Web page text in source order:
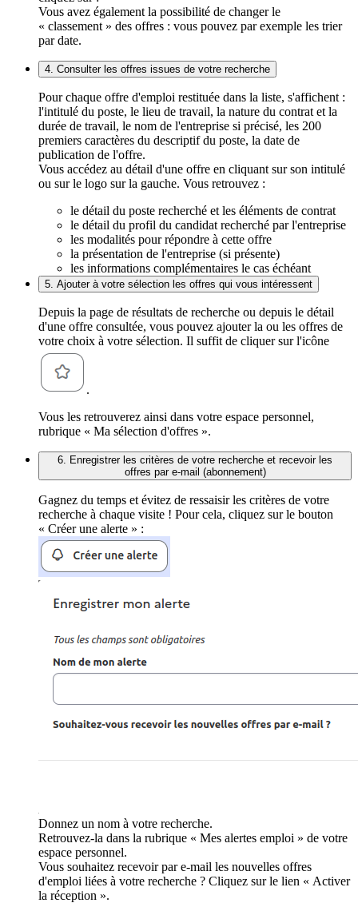
Vous avez également la possibilité de changer le
« classement » des offres : vous pouvez par exemple les trier
par date.
4. Consulter les offres issues de votre recherche
Pour chaque offre d'emploi restituée dans la liste, s'affichent :
l'intitulé du poste, le lieu de travail, la nature du contrat et la
durée de travail, le nom de l'entreprise si précisé, les 200
premiers caractères du descriptif du poste, la date de
publication de l'offre.
Vous accédez au détail d'une offre en cliquant sur son intitulé
ou sur le logo sur la gauche. Vous retrouvez :
le détail du poste recherché et les éléments de contrat
le détail du profil du candidat recherché par l'entreprise
les modalités pour répondre à cette offre
la présentation de l'entreprise (si présente)
les informations complémentaires le cas échéant
5. Ajouter à votre sélection les offres qui vous intéressent
Depuis la page de résultats de recherche ou depuis le détail
d'une offre consultée, vous pouvez ajouter la ou les offres de
votre choix à votre sélection. Il suffit de cliquer sur l'icône
.
Vous les retrouverez ainsi dans votre espace personnel,
rubrique « Ma sélection d'offres ».
6. Enregistrer les critères de votre recherche et recevoir les
offres par e-mail (abonnement)
Gagnez du temps et évitez de ressaisir les critères de votre
recherche à chaque visite ! Pour cela, cliquez sur le bouton
« Créer une alerte » :
Donnez un nom à votre recherche.
Retrouvez-la dans la rubrique « Mes alertes emploi » de votre
espace personnel.
Vous souhaitez recevoir par e-mail les nouvelles offres
d'emploi liées à votre recherche ? Cliquez sur le lien « Activer
la réception ».